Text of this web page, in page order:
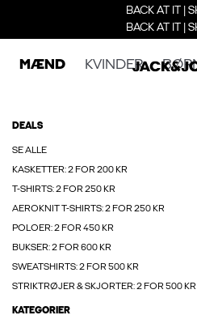
BACK AT IT |
BACK AT IT |
MÆND KVINDER
DEALS
SE ALLE
KASKETTER: 2 FOR 200 KR
T-SHIRTS: 2 FOR 250 KR
AEROKNIT T-SHIRTS: 2 FOR 250 KR
POLOER: 2 FOR 450 KR
BUKSER: 2 FOR 600 KR
SWEATSHIRTS: 2 FOR 500 KR
STRIKTRØJER & SKJORTER: 2 FOR 500 KR
KATEGORIER